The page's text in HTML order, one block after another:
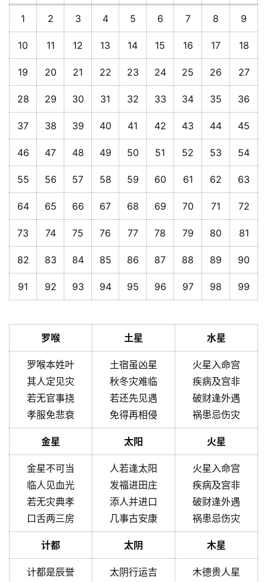
1 2 3 4 5 6 7 8 9
10 11 12 13 14 15 16 17 18
19 20 21 22 23 24 25 26 27
28 29 30 31 32 33 34 35 36
37 38 39 40 41 42 43 44 45
46 47 48 49 50 51 52 53 54
55 56 57 58 59 60 61 62 63
64 65 66 67 68 69 70 71 72
73 74 75 76 77 78 79 80 81
82 83 84 85 86 87 88 89 90
91 92 93 94 95 96 97 98 99
罗喉 土星 水星
罗喉本姓叶
其人定见灾
若无官事挠
孝服免悲衰
土宿虽凶星
秋冬灾难临
若还先见遇
免得再相侵
火星入命宫
疾病及宫非
破财逢外遇
祸患忌伤灾
金星 太阳 火星
金星不可当
临人见血光
若无灾典孝
口舌两三房
人若逢太阳
发福进田庄
添人并进口
几事古安康
火星入命宫
疾病及宫非
破财逢外遇
祸患忌伤灾
计都 太阴 木星
计都是辰誉
太阴行运吉
木德贵人星